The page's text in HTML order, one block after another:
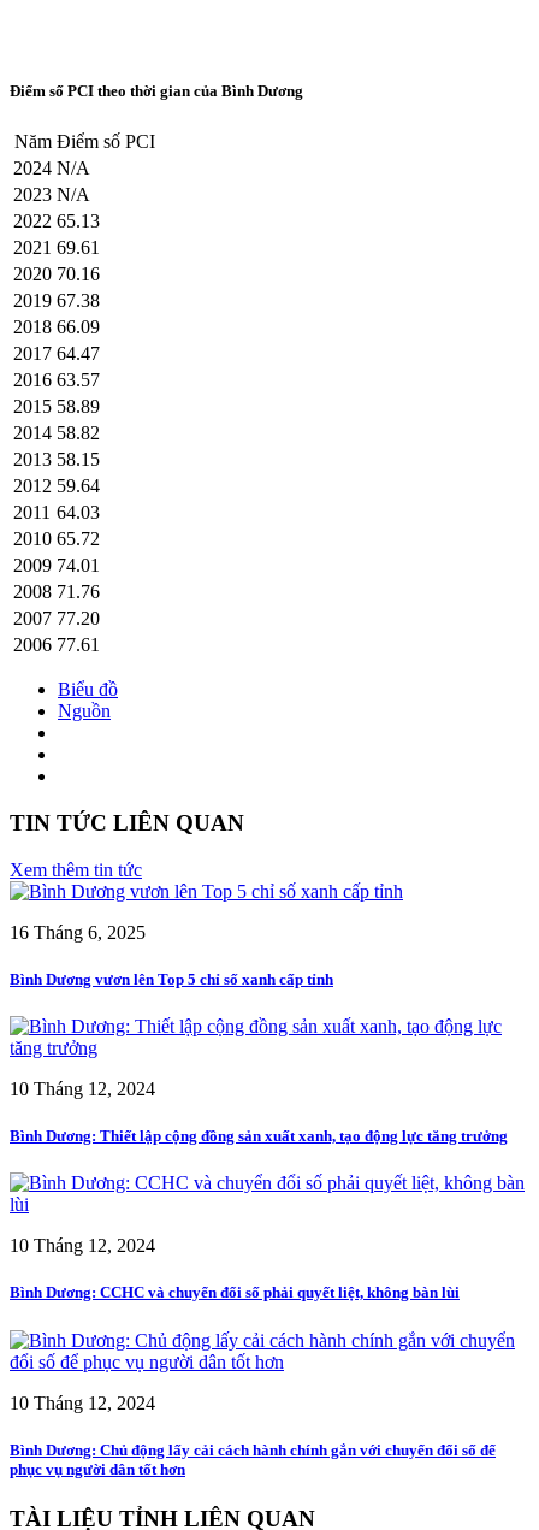
Điểm số PCI theo thời gian của Bình Dương
Năm Điểm số PCI
2024 N/A
2023 N/A
2022 65.13
2021 69.61
2020 70.16
2019 67.38
2018 66.09
2017 64.47
2016 63.57
2015 58.89
2014 58.82
2013 58.15
2012 59.64
2011 64.03
2010 65.72
2009 74.01
2008 71.76
2007 77.20
2006 77.61
Biểu đồ
Nguồn
TIN TỨC LIÊN QUAN
Xem thêm tin tức
16 Tháng 6, 2025
Bình Dương vươn lên Top 5 chỉ số xanh cấp tỉnh
10 Tháng 12, 2024
Bình Dương: Thiết lập cộng đồng sản xuất xanh, tạo động lực tăng trưởng
10 Tháng 12, 2024
Bình Dương: CCHC và chuyển đổi số phải quyết liệt, không bàn lùi
10 Tháng 12, 2024
Bình Dương: Chủ động lấy cải cách hành chính gắn với chuyển đổi số để
phục vụ người dân tốt hơn
TÀI LIỆU TỈNH LIÊN QUAN